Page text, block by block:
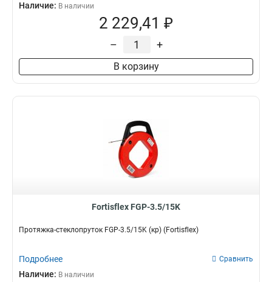
Наличие: В наличии
2 229,41 ₽
– +
В корзину
Fortisflex FGP-3.5/15K
Протяжка-стеклопруток FGP-3.5/15K (кр) (Fortisflex)
Подробнее Сравнить
Наличие: В наличии